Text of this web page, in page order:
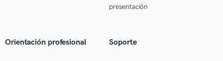
presentación
Orientación profesional Soporte